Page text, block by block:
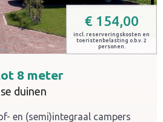
€ 154,00
incl. reserveringskosten en
toeristenbelasting o.b.v. 2
personen.
8 meter
duinen
en (semi)integraal campers